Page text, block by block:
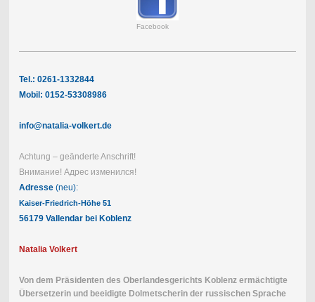
Facebook
Tel.: 0261-1332844
Mobil: 0152-53308986
info@natalia-volkert.de
Achtung – geänderte Anschrift!
Внимание! Адрес изменился!
Adresse(neu):
Kaiser-Friedrich-Höhe 51
56179 Vallendar bei Koblenz
Natalia Volkert
Von dem Präsidenten des Oberlandesgerichts Koblenz ermächtigte
Übersetzerin und beeidigte Dolmetscherin der russischen Sprache